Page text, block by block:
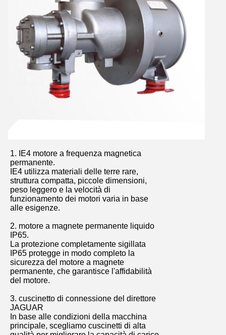
1. IE4 motore a frequenza magnetica
permanente.
IE4 utilizza materiali delle terre rare,
struttura compatta, piccole dimensioni,
peso leggero e la velocità di
funzionamento dei motori varia in base
alle esigenze.
2. motore a magnete permanente liquido
IP65.
La protezione completamente sigillata
IP65 protegge in modo completo la
sicurezza del motore a magnete
permanente, che garantisce l'affidabilità
del motore.
3. cuscinetto di connessione del direttore
JAGUAR
In base alle condizioni della macchina
principale, scegliamo cuscinetti di alta